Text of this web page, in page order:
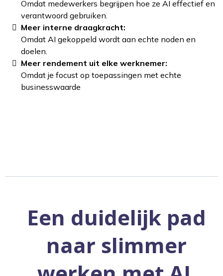
Omdat medewerkers begrijpen hoe ze AI effectief en
verantwoord gebruiken.
Meer interne draagkracht:
Omdat AI gekoppeld wordt aan echte noden en
doelen.
Meer rendement uit elke werknemer:
Omdat je focust op toepassingen met echte
businesswaarde
Een duidelijk pad
naar slimmer